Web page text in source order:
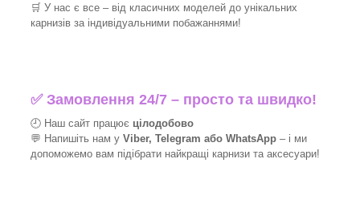
🛒 У нас є все – від класичних моделей до унікальних
карнизів за індивідуальними побажаннями!​
✅Замовлення 24/7 – просто та швидко!
🕘 Наш сайт працює цілодобово
💬 Напишіть нам у Viber, Telegram або WhatsApp – і ми
допоможемо вам підібрати найкращі карнизи та аксесуари!